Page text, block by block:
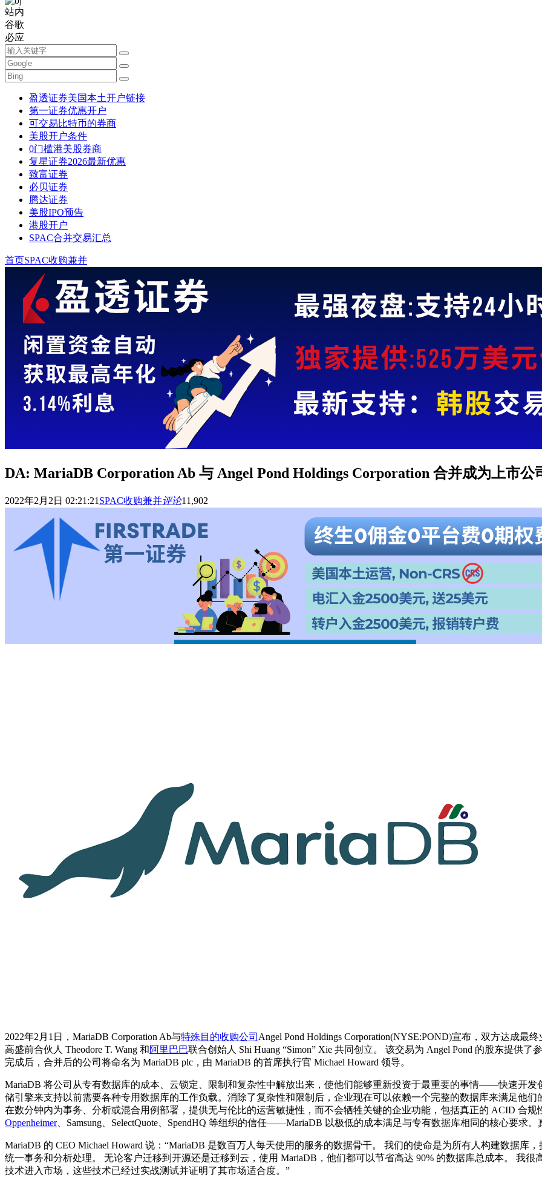
站内
谷歌
必应
盈透证券美国本土开户链接
第一证券优惠开户
可交易比特币的券商
美股开户条件
0门槛港美股券商
复星证券2026最新优惠
致富证券
必贝证券
腾达证券
美股IPO预告
港股开户
SPAC合并交易汇总
首页SPAC收购兼并
DA: MariaDB Corporation Ab 与 Angel Pond Holdings Corporation 合并成为上市公
2022年2月2日 02:21:21 SPAC收购兼并评论11,902
2022年2月1日，MariaDB Corporation Ab与特殊目的收购公司 Angel Pond Holdings Corporation(NYSE:POND)宣布，双方达成最
高盛前合伙人 Theodore T. Wang 和阿里巴巴联合创始人 Shi Huang “Simon” Xie 共同创立。 该交易为 Angel Pond 的股东提供了
完成后，合并后的公司将命名为 MariaDB plc，由 MariaDB 的首席执行官 Michael Howard 领导。
MariaDB 将公司从专有数据库的成本、云锁定、限制和复杂性中解放出来，使他们能够重新投资于最重要的事情——快速开发
储引擎来支持以前需要各种专用数据库的工作负载。消除了复杂性和限制后，企业现在可以依赖一个完整的数据库来满足他
在数分钟内为事务、分析或混合用例部署，提供无与伦比的运营敏捷性，而不会牺牲关键的企业功能，包括真正的 ACID 合规
Oppenheimer、Samsung、SelectQuote、SpendHQ 等组织的信任——MariaDB 以极低的成本满足与专有数据库相同的核心要求
MariaDB 的 CEO Michael Howard 说：“MariaDB 是数百万人每天使用的服务的数据骨干。 我们的使命是为所有人构建数据库
统一事务和分析处理。 无论客户迁移到开源还是迁移到云，使用 MariaDB，他们都可以节省高达 90% 的数据库总成本。 我
技术进入市场，这些技术已经过实战测试并证明了其市场适合度。”